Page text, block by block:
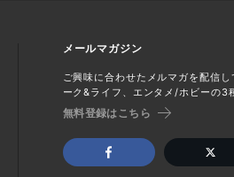
メールマガジン
ご興味に合わせたメルマガを配信
ーク&ライフ、エンタメ/ホビーの3
無料登録はこちら